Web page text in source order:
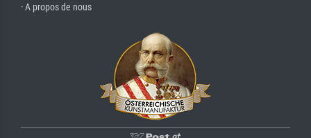
· A propos de nous